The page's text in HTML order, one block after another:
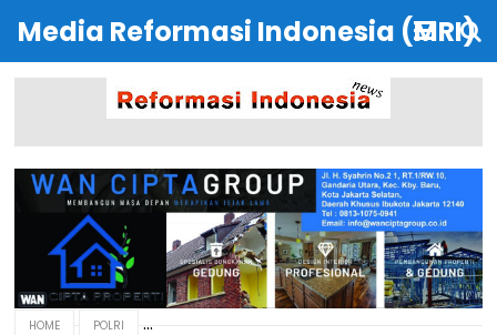
Media Reformasi Indonesia (MRI)
HOME POLRI